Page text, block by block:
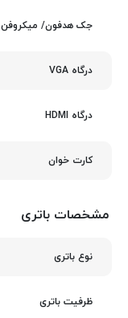
جک هدفون/ میکروفن
درگاه VGA
درگاه HDMI
کارت‌ خوان
مشخصات باتری
نوع باتری
ظرفیت باتری